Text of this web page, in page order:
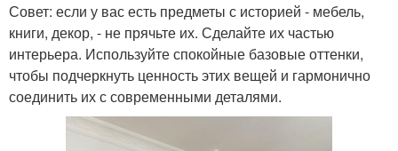
Совет: если у вас есть предметы с историей - мебель,
книги, декор, - не прячьте их. Сделайте их частью
интерьера. Используйте спокойные базовые оттенки,
чтобы подчеркнуть ценность этих вещей и гармонично
соединить их с современными деталями.